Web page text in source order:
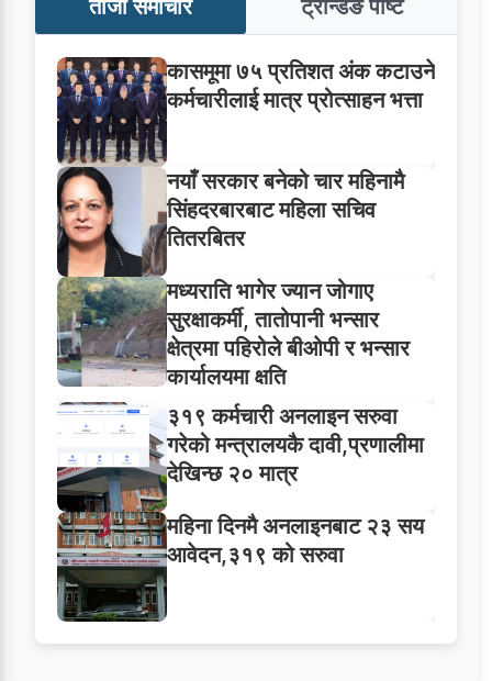
ताजा समाचार ट्रेन्डिङ पोष्ट
कासमूमा ७५ प्रतिशत अंक कटाउने
कर्मचारीलाई मात्र प्रोत्साहन भत्ता
नयाँ सरकार बनेको चार महिनामै
सिंहदरबारबाट महिला सचिव
तितरबितर
मध्यराति भागेर ज्यान जोगाए
सुरक्षाकर्मी, तातोपानी भन्सार
क्षेत्रमा पहिरोले बीओपी र भन्सार
कार्यालयमा क्षति
३१९ कर्मचारी अनलाइन सरुवा
गरेको मन्त्रालयकै दावी,प्रणालीमा
देखिन्छ २० मात्र
महिना दिनमै अनलाइनबाट २३ सय
आवेदन,३१९ को सरुवा